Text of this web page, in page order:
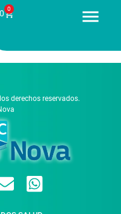
0 0
derechos reservados.